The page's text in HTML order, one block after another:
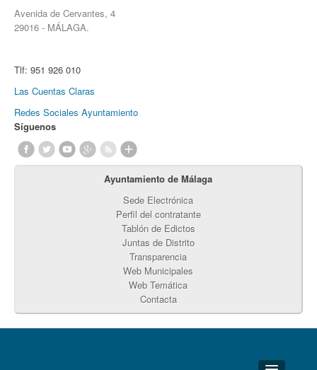
Avenida de Cervantes, 4
29016 - MÁLAGA.
Tlf: 951 926 010
Las Cuentas Claras
Redes Sociales Ayuntamiento
Síguenos
Ayuntamiento de Málaga
Sede Electrónica
Perfil del contratante
Tablón de Edictos
Juntas de Distrito
Transparencia
Web Municipales
Web Temática
Contacta